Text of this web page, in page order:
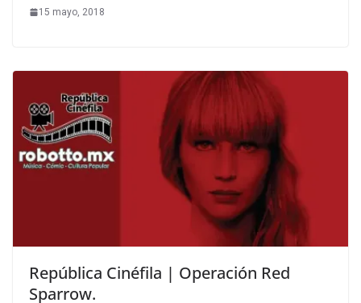
15 mayo, 2018
República Cinéfila | Operación Red
Sparrow.